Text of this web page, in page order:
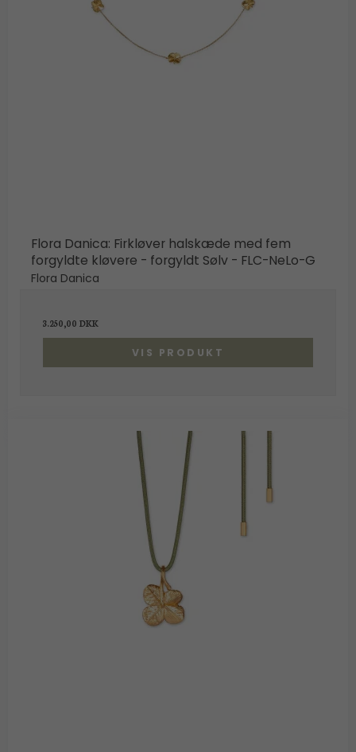
Flora Danica: Firkløver halskæde med fem
forgyldte kløvere - forgyldt Sølv - FLC-NeLo-G
Flora Danica
3.250,00 DKK
VIS PRODUKT